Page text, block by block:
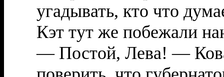
угадывать, кто что
Кэт тут же побежали
— Постой, Лева! —